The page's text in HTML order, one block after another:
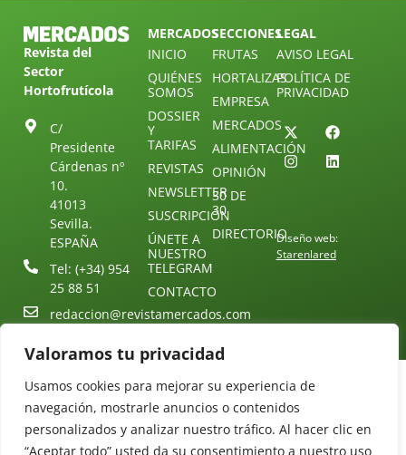
Valoramos tu privacidad
Usamos cookies para mejorar su experiencia de
navegación, mostrarle anuncios o contenidos
personalizados y analizar nuestro tráfico. Al hacer clic en
“Aceptar todo” usted da su consentimiento a nuestro uso
Revista del
Sector
Hortofrutícola
C/
Presidente
Cárdenas nº
10.
41013
Sevilla.
ESPAÑA
Tel: (+34) 954
25 88 51
redaccion@revistamercados.com
MERCADOS
INICIO
QUIÉNES
SOMOS
DOSSIER
Y
TARIFAS
REVISTAS
NEWSLETTER
SUSCRIPCIÓN
ÚNETE A
NUESTRO
TELEGRAM
CONTACTO
SECCIONES
FRUTAS
HORTALIZAS
EMPRESA
MERCADOS
ALIMENTACIÓN
OPINIÓN
30 DE
30
DIRECTORIO
LEGAL
AVISO LEGAL
POLÍTICA DE
PRIVACIDAD
Diseño web:
Starenlared